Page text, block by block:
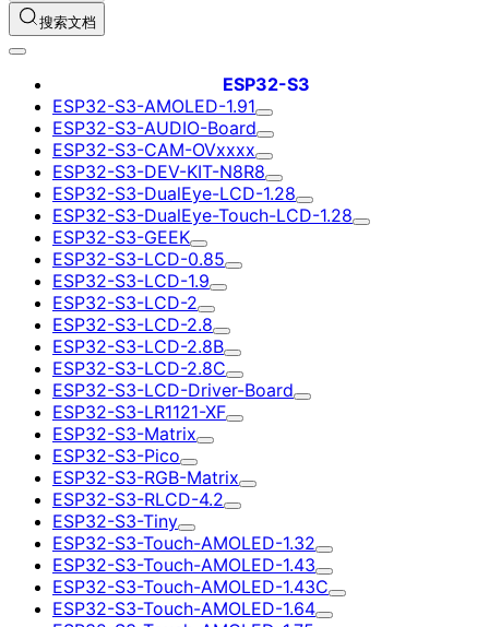
搜索文档
ESP32-S3
ESP32-S3-AMOLED-1.91
ESP32-S3-AUDIO-Board
ESP32-S3-CAM-OVxxxx
ESP32-S3-DEV-KIT-N8R8
ESP32-S3-DualEye-LCD-1.28
ESP32-S3-DualEye-Touch-LCD-1.28
ESP32-S3-GEEK
ESP32-S3-LCD-0.85
ESP32-S3-LCD-1.9
ESP32-S3-LCD-2
ESP32-S3-LCD-2.8
ESP32-S3-LCD-2.8B
ESP32-S3-LCD-2.8C
ESP32-S3-LCD-Driver-Board
ESP32-S3-LR1121-XF
ESP32-S3-Matrix
ESP32-S3-Pico
ESP32-S3-RGB-Matrix
ESP32-S3-RLCD-4.2
ESP32-S3-Tiny
ESP32-S3-Touch-AMOLED-1.32
ESP32-S3-Touch-AMOLED-1.43
ESP32-S3-Touch-AMOLED-1.43C
ESP32-S3-Touch-AMOLED-1.64